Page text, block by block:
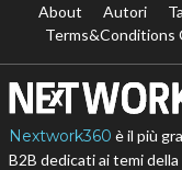
About Autori
Terms&Conditions
Nextwork360 è il più
B2B dedicati ai temi